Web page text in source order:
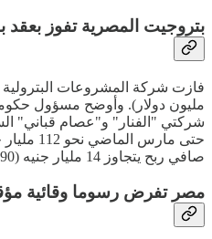
بتروجيت المصرية تفوز بعقد بنية
مليون دولار). وأوضح مسؤول
صافي ربح يتجاوز 14 مليار جنيه (290 مليون دولار) في العام المالي 2024 - 2025، وسجلت أكثر من 193 مليون ساعة عمل آمنة.
مصر تفرض رسوما وقائية مؤقتة